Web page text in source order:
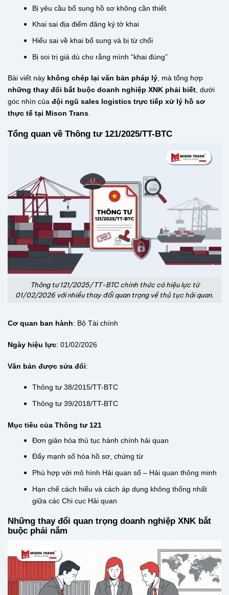
Bị yêu cầu bổ sung hồ sơ không cần thiết
Khai sai địa điểm đăng ký tờ khai
Hiểu sai về khai bổ sung và bị từ chối
Bị soi trị giá dù cho rằng mình “khai đúng”
Bài viết này không chép lại văn bản pháp lý, mà tổng hợp
những thay đổi bắt buộc doanh nghiệp XNK phải biết, dưới
góc nhìn của đội ngũ sales logistics trực tiếp xử lý hồ sơ
thực tế tại Mison Trans.
Tổng quan về Thông tư 121/2025/TT-BTC
Thông tư 121/2025/TT-BTC chính thức có hiệu lực từ
01/02/2026 với nhiều thay đổi quan trọng về thủ tục hải quan.
Cơ quan ban hành: Bộ Tài chính
Ngày hiệu lực: 01/02/2026
Văn bản được sửa đổi:
Thông tư 38/2015/TT-BTC
Thông tư 39/2018/TT-BTC
Mục tiêu của Thông tư 121
Đơn giản hóa thủ tục hành chính hải quan
Đẩy mạnh số hóa hồ sơ, chứng từ
Phù hợp với mô hình Hải quan số – Hải quan thông minh
Hạn chế cách hiểu và cách áp dụng không thống nhất
giữa các Chi cục Hải quan
Những thay đổi quan trọng doanh nghiệp XNK bắt
buộc phải nắm